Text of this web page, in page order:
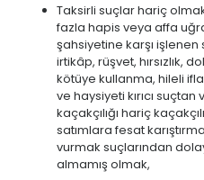
Taksirli suçlar hariç
fazla hapis veya affa
şahsiyetine karşı
irtikâp, rüşvet, hırsızlık,
kötüye kullanma, hileli
ve haysiyeti kırıcı
kaçakçılığı hariç
satımlara fesat
vurmak suçlarından
almamış olmak,